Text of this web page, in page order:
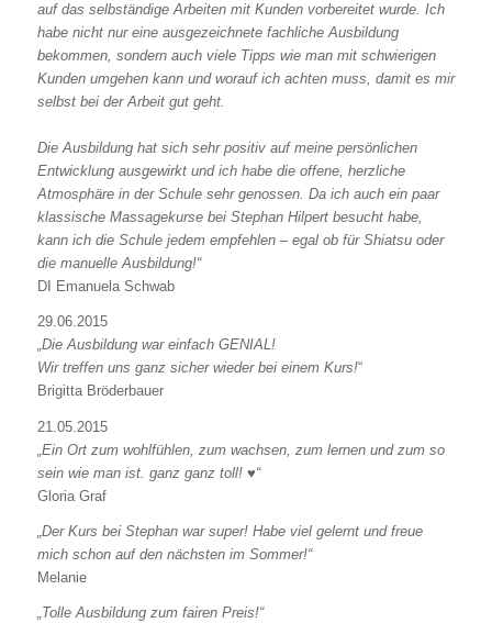
auf das selbständige Arbeiten mit Kunden vorbereitet wurde. Ich
habe nicht nur eine ausgezeichnete fachliche Ausbildung
bekommen, sondern auch viele Tipps wie man mit schwierigen
Kunden umgehen kann und worauf ich achten muss, damit es mir
selbst bei der Arbeit gut geht.
Die Ausbildung hat sich sehr positiv auf meine persönlichen
Entwicklung ausgewirkt und ich habe die offene, herzliche
Atmosphäre in der Schule sehr genossen. Da ich auch ein paar
klassische Massagekurse bei Stephan Hilpert besucht habe,
kann ich die Schule jedem empfehlen – egal ob für Shiatsu oder
die manuelle Ausbildung!“
DI Emanuela Schwab
29.06.2015
„Die Ausbildung war einfach GENIAL!
Wir treffen uns ganz sicher wieder bei einem Kurs!“
Brigitta Bröderbauer
21.05.2015
„Ein Ort zum wohlfühlen, zum wachsen, zum lernen und zum so
sein wie man ist. ganz ganz toll! ♥“
Gloria Graf
„Der Kurs bei Stephan war super! Habe viel gelernt und freue
mich schon auf den nächsten im Sommer!“
Melanie
„Tolle Ausbildung zum fairen Preis!“